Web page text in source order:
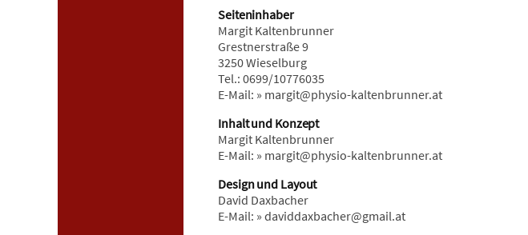
Seiteninhaber
Margit Kaltenbrunner
Grestnerstraße 9
3250 Wieselburg
Tel.: 0699/10776035
E-Mail: » margit@physio-kaltenbrunner.at
Inhalt und Konzept
Margit Kaltenbrunner
E-Mail: » margit@physio-kaltenbrunner.at
Design und Layout
David Daxbacher
E-Mail: » daviddaxbacher@gmail.at